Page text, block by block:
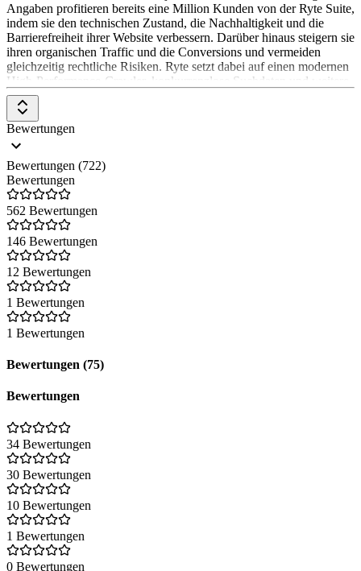
One-Tool ✓ Rank-Monitoring & Rank-Tracking ✓ Content-
Erstellung & Content-Optimierung ✓ Technische Analysen
(Crawling) ✓ Onpage-Optimierung ✓ Offpage-Optimierung ✓
Wettbewerbsanalyse
Angaben profitieren bereits eine Million Kunden von der Ryte Suite,
indem sie den technischen Zustand, die Nachhaltigkeit und die
Barrierefreiheit ihrer Website verbessern. Darüber hinaus steigern sie
ihren organischen Traffic und die Conversions und vermeiden
gleichzeitig rechtliche Risiken. Ryte setzt dabei auf einen modernen
High-Performance-Crawler, konkurrenzlose Suchdaten und weitere
Features, wie den einzigartigen SEO A/B-Test, die Anomaly
Detection und die Google Core Web Vital Scorings. Außerdem
analysiert Ryte die mobile Usability von Websites und ermöglicht
eine klimaneutrale Aufstellung der eigenen Website.
Bewertungen
Bewertungen (722)
Bewertungen
562 Bewertungen
146 Bewertungen
12 Bewertungen
1 Bewertungen
1 Bewertungen
Bewertungen (75)
Bewertungen
34 Bewertungen
30 Bewertungen
10 Bewertungen
1 Bewertungen
0 Bewertungen